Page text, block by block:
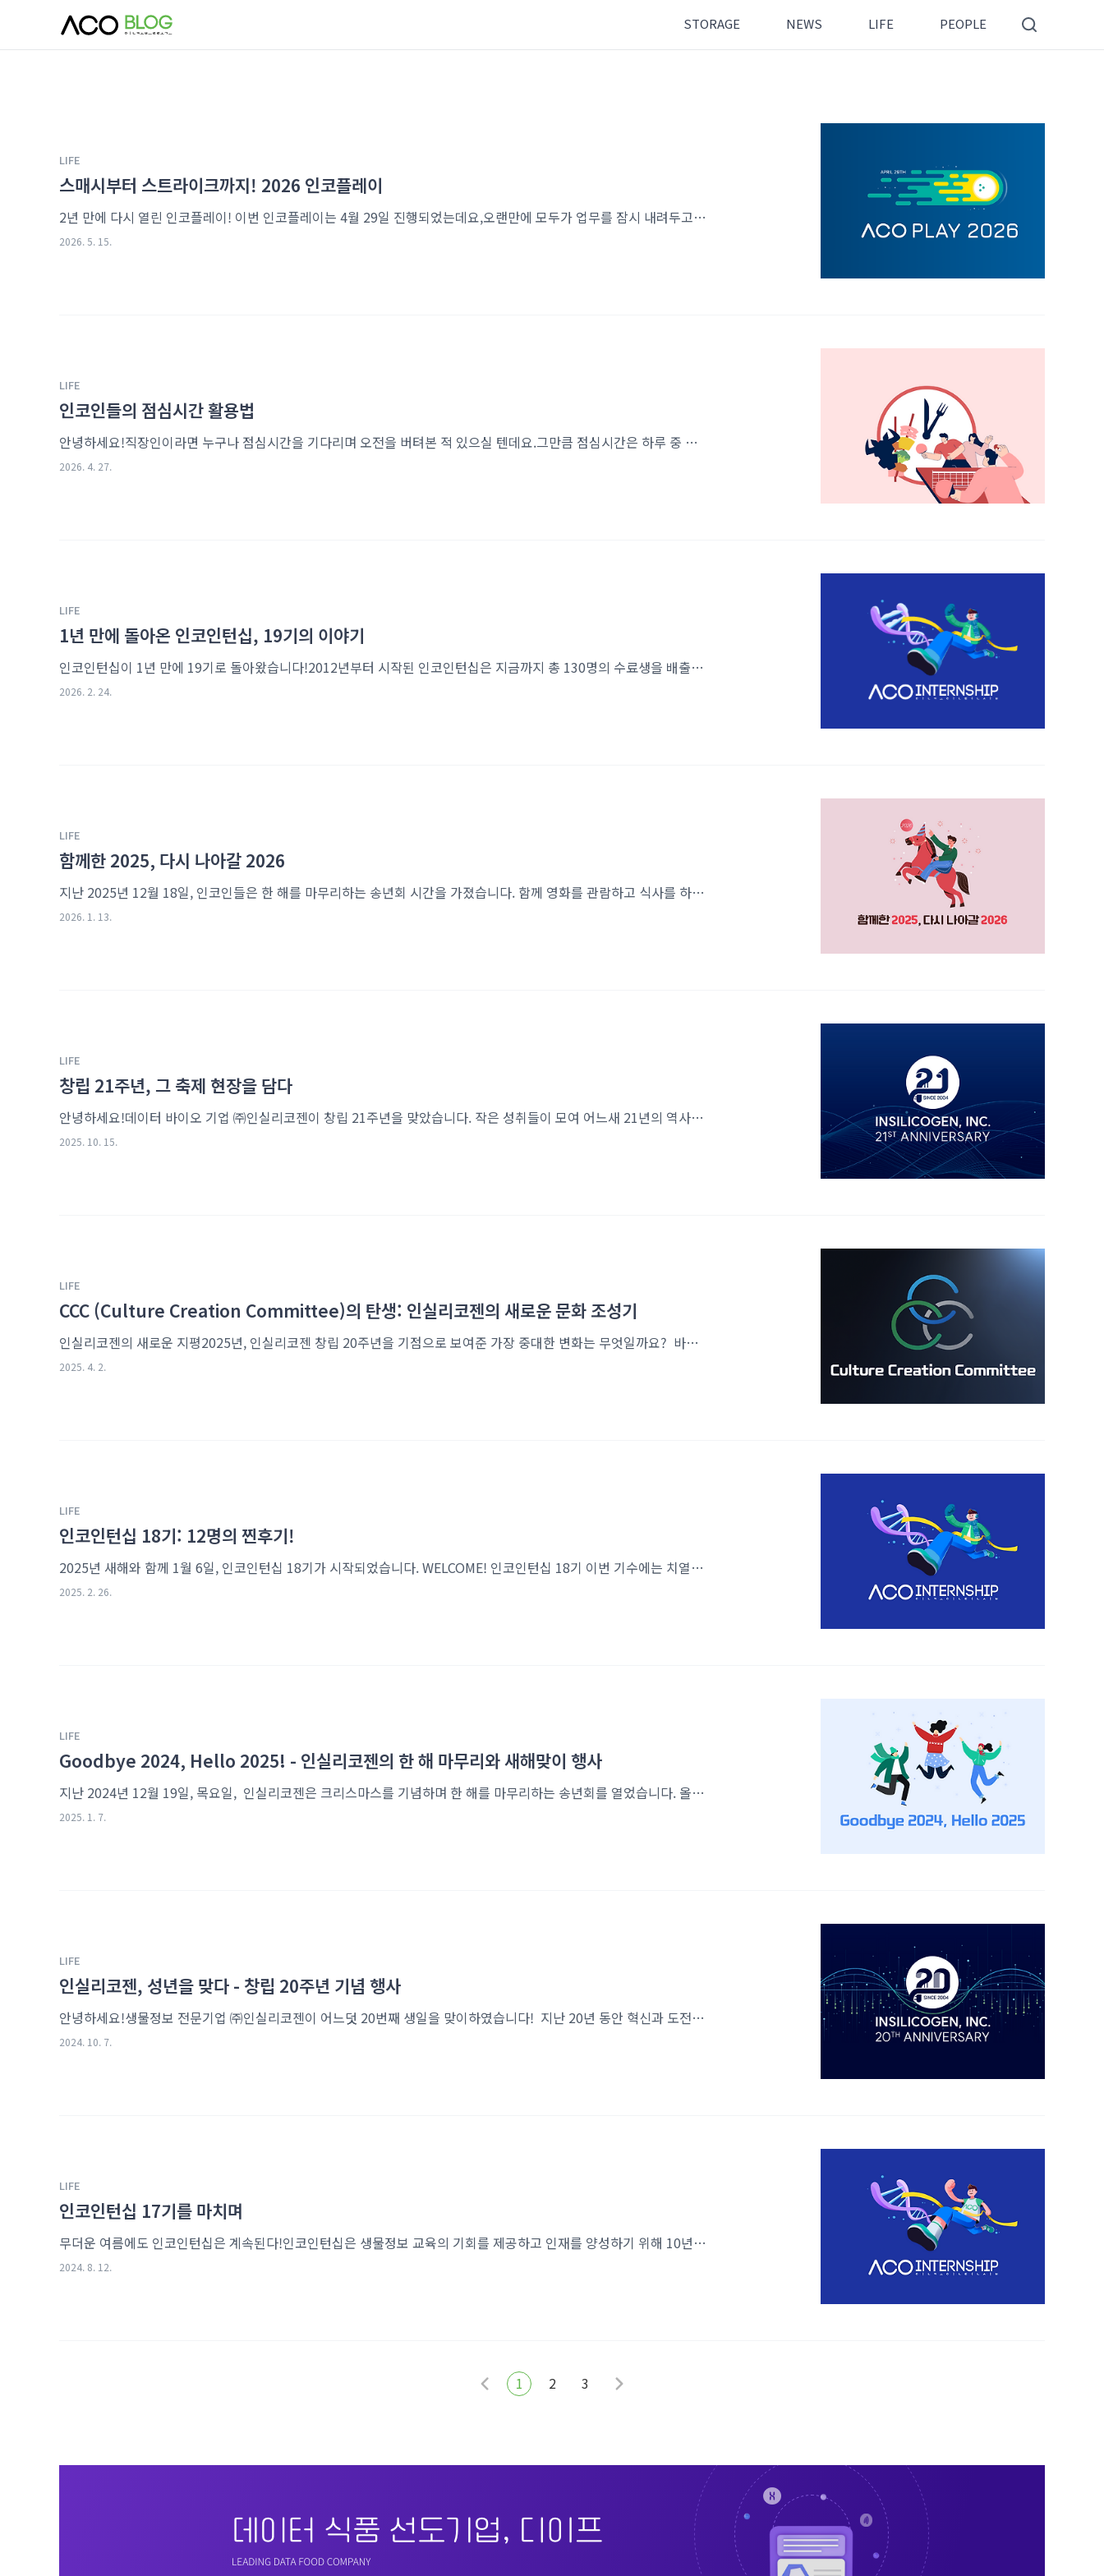
STORAGE NEWS LIFE PEOPLE
LIFE
스매시부터 스트라이크까지! 2026 인코플레이
2년 만에 다시 열린 인코플레이! 이번 인코플레이는 4월 29일 진행되었는데요,오랜만에 모두가 업무를 잠시 내려두고 함께 웃고 즐길 수 있었던 시간이었습니다. 제1회 인코배 탁구대회🏓이번 인코플레이에서는 처음으로 ‘인코배 탁구대회’가 진행되었습니다. 발단(?)은 점심시간마다 28층 탁구대에 모여 열정적으로 탁구를 즐기던 직원분들이었는데요. 점점 많은 분들의 관심과 응원이 이어지며, 결국 정식 탁구대회까지 열리게 되었습니다. 탁구대회는 단식과 부서별 복식경기로 진행되었습니다. 특히 단식경기는 4월 29일 본선에 앞서 예선전이 먼저 치러졌고, 치열한 경쟁 끝에 최후의 4인만이 4강전에 진출하게 되었습니다. 그 주인공은 BS 이병준 선임님, iLAB 조항철 선임님, iLAB 박찬수 사원, BS 김영훈 ..
2026. 5. 15.
LIFE
인코인들의 점심시간 활용법
안녕하세요!직장인이라면 누구나 점심시간을 기다리며 오전을 버텨본 적 있으실 텐데요.그만큼 점심시간은 하루 중 가장 기다려지는 시간입니다.그렇다면, 이 소중한 시간을 어떻게 보내고 계신가요?저희는 점심시간을 조금 더 특별하게 활용하고 있습니다.인실리코젠의 점심시간은 11시 ~ 13시 사이, 자유롭게 1시간 30분을 사용할 수 있도록 운영되고 있어 각자의 라이프스타일에 맞게 보내고 있는데요.그래서 같은 점심시간이라도, 전혀 다른 모습들이 펼쳐집니다.인코인들은 점심시간을 어떻게 즐기고 있을까요? 직접 확인해 보았습니다!! 🎲 점심시간에 즐기는 보드게임 한 판!점심시간을 활용해 동료들과 함께 보드게임을 즐기는 모습도 볼 수 있었는데요.DSC에서는 ‘꼬치의 달인’ 게임이 한창이었습니다. 뽑은 카드에 맞게 꼬..
2026. 4. 27.
LIFE
1년 만에 돌아온 인코인턴십, 19기의 이야기
인코인턴십이 1년 만에 19기로 돌아왔습니다!2012년부터 시작된 인코인턴십은 지금까지 총 130명의 수료생을 배출하며 생물정보학 인재 양성의 발판이 되었습니다.그리고 이번 19기에는 전국 각지에서 생물정보학에 대한 열정으로 똘똘 뭉친 12명의 우수한 학생들이 함께하게 되었습니다. 인코인턴십 19기 인코인턴십 19기 조별 사진 그들은 왜 인코인턴십을 선택했을까요?그리고 이곳에서 무엇을 경험하였을까요?바로 들어보도록 하겠습니다! 인코인턴십 첫날 ★인턴들에게 들어봅니다!★ 안녕하세요. 인코인턴십 19기 고나애입니다.어느새 훌쩍 찾아온 수료에 못내 아쉬움이 남습니다.대학에서 학부 과정을 이수하며 데이터를 통해 생명 현상을 해석하고 이해해 나가는 분야에 점차 관심을 갖게 되었습니다. 이러한 관심을 바탕으..
2026. 2. 24.
LIFE
함께한 2025, 다시 나아갈 2026
지난 2025년 12월 18일, 인코인들은 한 해를 마무리하는 송년회 시간을 가졌습니다. 함께 영화를 관람하고 식사를 하며 편안하고 즐거운 시간을 보냈고, 웃음이 끊이지 않는 하루였습니다.그럼 지금부터, 즐거웠던 인코인 송년회 현장 속으로 함께 들어가 보겠습니다! 😊 영화 관람 전, 광교 롯데시네마에서 다 함께 찰칵! 🎬 영화 관람: 주토피아 2이번 송년회에서 저희가 관람한 영화는 였습니다.는 디즈니 애니메이션 스튜디오의 64번째 장편 애니메이션으로, 전편 개봉 이후 9년 만에 공개된 후속작입니다.연말 분위기에 잘 어울리게 귀여운 토끼 주디와 여우 닉을 비롯한 다양한 동물 캐릭터들이 등장해 남녀노소 누구나 부담 없이 즐길 수 있었고, 혼자보다는 함께 협력할 때 더 좋은 결과를 만들어낼 수 있다는 메시..
2026. 1. 13.
LIFE
창립 21주년, 그 축제 현장을 담다
안녕하세요!데이터 바이오 기업 ㈜인실리코젠이 창립 21주년을 맞았습니다. 작은 성취들이 모여 어느새 21년의 역사가 되었고, 그동안 우리는 데이터를 통해 세상을 읽으며 새로운 가능성을 만들어왔습니다.그 과정 속에는 도전과 성취, 그리고 수많은 사람들이 함께했습니다.그 모든 순간이 모여 오늘의 인실리코젠을 만들었고, 이를 함께 기념하기 위해 창립 21주년 행사를 열었습니다. 그럼, 창립 21주년 축제의 순간으로 함께 떠나볼까요? 이번에는 랜덤 추첨으로 자리가 배정되었는데요, 행사장에 도착한 뒤 번호표를 뽑고 자리에 앉기 시작했습니다.하나둘씩 착석하며 테이블이 채워질수록 현장은 점점 활기로 가득 찼습니다.인코인들의 밝고 기대에 찬 표정에서, 오늘의 즐거움이 그대로 전해졌습니다. 자리에 앉아서 찰칵! 📸 창..
2025. 10. 15.
LIFE
CCC (Culture Creation Committee)의 탄생: 인실리코젠의 새로운 문화 조성기
인실리코젠의 새로운 지평2025년, 인실리코젠 창립 20주년을 기점으로 보여준 가장 중대한 변화는 무엇일까요? 바로 기존의 '생물정보 전문기업'에서 한발 더 나아가 '데이터 바이오 기업'으로 비전을 새롭게 정립한 것입니다. 이는 단순한 명칭의 변화가 아닌, 기술 진보에 발맞추어 새로운 성장 동력을 확보하려는 인실리코젠 Phase 2의 전략적 움직임입니다. CCC의 탄생더불어, 기존의 브랜드와 문화를 주도해 온 브랜드위원회를 전면 재구성, CCC (Culture Creation Committee)라는 새로운 이름으로 인코문화의 신호탄을 쏘아 올렸습니다. CCC는 경청과 공감을 바탕으로 동반성장하며, 직원 모두가 참여하는 열린 문화를 조성하는 데 주력하고자 합니다. 과거와 현재를 잇다이 조직의 전신이었던 ..
2025. 4. 2.
LIFE
인코인턴십 18기: 12명의 찐후기!
2025년 새해와 함께 1월 6일, 인코인턴십 18기가 시작되었습니다. WELCOME! 인코인턴십 18기 이번 기수에는 치열한 경쟁을 거쳐 선발된 12명의 학생들이 참여하게 되었는데요,생물정보 분석 역량을 강화하기 위해 각기 다른 배경을 가진 학생들이 한데 모였습니다.5주 간의 여정 속에서 이들은 어떤 경험을 했을까요? 인턴십의 리얼 후기를 지금부터 전해드립니다. 각각의 개성을 지닌 4개의 조 첫날이라 아직 어색 어색 😆조별로 아이스브레이킹 타임을 갖습니다! 아이스브레이킹 타임을 가지는 학생들 다른 기수와 비교해서 18기에는 뭐가 달라졌을까요? 바로 책상과 자리 배치인데요!강의실 느낌의 책상으로 교체해 강의의 집중도를 높이고자 했습니다.아래는 수업에 집중하는 학생들의 모습입니다. 열심히 수업을 듣는..
2025. 2. 26.
LIFE
Goodbye 2024, Hello 2025! - 인실리코젠의 한 해 마무리와 새해맞이 행사
지난 2024년 12월 19일, 목요일, 인실리코젠은 크리스마스를 기념하며 한 해를 마무리하는 송년회를 열었습니다. 올해도 드레스코드는 크리스마스를 상징하는 레드와 그린으로 통일해 특별한 분위기를 연출했습니다. 광교 CGV 앞에서 영화 관람 전에 다 함께! 작년에 이어 같은 장소에서 단체 사진을 촬영했습니다. 새로운 얼굴도 보이고요~ 같은 장소, 다른 느낌이지요? 🎬 영화 관람: ‘무파사: 라이온 킹’송년회는 광교 CGV에서 디즈니의 ‘무파사: 라이온 킹’ 관람으로 시작했습니다.영화 '라이온 킹'은 디즈니에서 제작한 애니메이션 영화이며 아프리카 사바나를 배경으로 어린 사자 심바가 자신의 운명을 찾아가는 이야기인데요. 2019년 실사 영화 '라이온 킹'에 이어, 2024년에는 심바의 아버지 무파사 이..
2025. 1. 7.
LIFE
인실리코젠, 성년을 맞다 - 창립 20주년 기념 행사
안녕하세요!생물정보 전문기업 ㈜인실리코젠이 어느덧 20번째 생일을 맞이하였습니다! 지난 20년 동안 혁신과 도전을 거듭하며 생물정보 분야에서 중요한 역할을 해온 인실리코젠은, 이번 20주년 기념행사를 통해 그동안의 성과를 돌아보고 미래를 향한 새로운 도약을 다짐하는 시간을 가졌습니다. 이제, 그 기념행사의 현장을 함께 살펴보겠습니다! 📸 용용 콤비의 사회로 시작된 20주년 기념식 🎤이번 행사의 사회는 김형용 이사님과 용승천 책임님께서 맡아 주셨습니다. 두 분은 각각 20년과 10년 근속을 하셔서 더욱 뜻깊은 진행이었습니다. 인코덤 결산 및 시상식 🏆본격적인 시상에 앞서, 인코덤(생물정보 전문위키)의 2024년도 결산과 시상이 있었습니다. 인실리코젠은 2014년부터 인코덤을 운영하며 생물정보..
2024. 10. 7.
LIFE
인코인턴십 17기를 마치며
무더운 여름에도 인코인턴십은 계속된다!인코인턴십은 생물정보 교육의 기회를 제공하고 인재를 양성하기 위해 10년 넘게 진행되고 있습니다. 이번에도 많은 지원자 중 12명의 학생들이 선발되어 약 5주가량 교육을 받게 되었습니다. 자, 17기 인코인턴십 학생들 소개해드릴게요~ 각양각색의 매력을 가지고 있는 12명의 친구들이에요. 방학이라 쉬고 싶을 수도 있는데 배움에 대한 열정을 가지고 17기 인코인턴십에 참여하였어요. 인코인턴십 첫날은 회사 소개, 예의범절 교육 등 오리엔테이션이 진행됩니다! 그리고 본격적으로 시작된 수업!모두 열심히 듣네요! 모르는 게 있으면 다양한 부서의 멘토분들에게 바로 질문합니다! 7월 15일이 초복이라 70여 명의 인실리코젠 본사 직원들과 함께 삼계탕도 먹었어요~~😊 ..
2024. 8. 12.
1 2 3